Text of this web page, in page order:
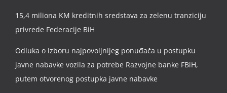
15,4 miliona KM kreditnih sredstava za zelenu tranziciju
privrede Federacije BiH
Odluka o izboru najpovoljnijeg ponuđača u postupku
javne nabavke vozila za potrebe Razvojne banke FBiH,
putem otvorenog postupka javne nabavke